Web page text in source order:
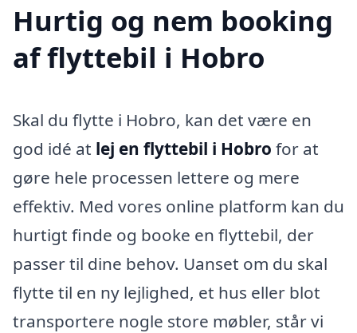
Hurtig og nem booking
af flyttebil i Hobro
Skal du flytte i Hobro, kan det være en
god idé at lej en flyttebil i Hobro for at
gøre hele processen lettere og mere
effektiv. Med vores online platform kan du
hurtigt finde og booke en flyttebil, der
passer til dine behov. Uanset om du skal
flytte til en ny lejlighed, et hus eller blot
transportere nogle store møbler, står vi